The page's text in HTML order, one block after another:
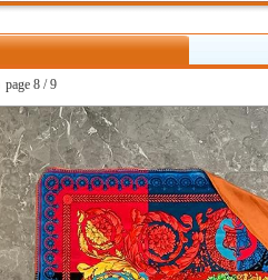
page 8 / 9
上一张